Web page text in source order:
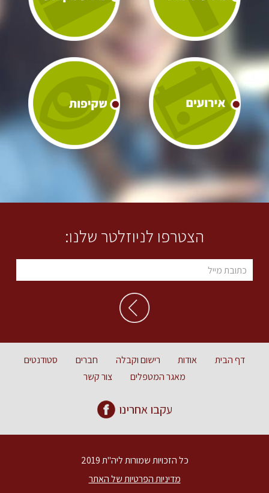
הצטרפו לניוזלטר שלנו:
דף הבית אודות רישום וקבלה חברים
סטודנטים
מאגר המטפלים
צור קשר
עקבו אחרינו
כל הזכויות שמורות ליה"ת 2019
מדיניות הפרטיות של האתר